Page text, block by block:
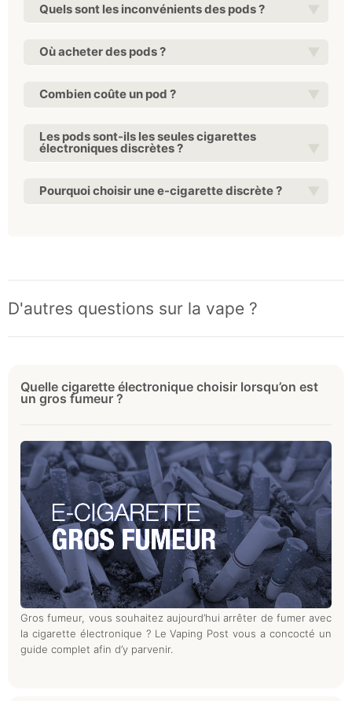
Quels sont les inconvénients des pods ?
Où acheter des pods ?
Combien coûte un pod ?
Les pods sont-ils les seules cigarettes
électroniques discrètes ?
Pourquoi choisir une e-cigarette discrète ?
D'autres questions sur la vape ?
Quelle cigarette électronique choisir lorsqu’on est
un gros fumeur ?
Gros fumeur, vous souhaitez aujourd’hui arrêter de fumer avec
la cigarette électronique ? Le Vaping Post vous a concocté un
guide complet afin d’y parvenir.